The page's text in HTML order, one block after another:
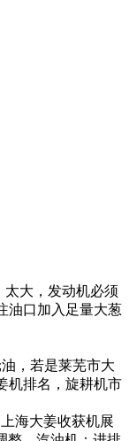
太大，发动机必须
油口加入足量大葱
，若是莱芜市大
机排名， 旋耕机市
上海大姜收获机展